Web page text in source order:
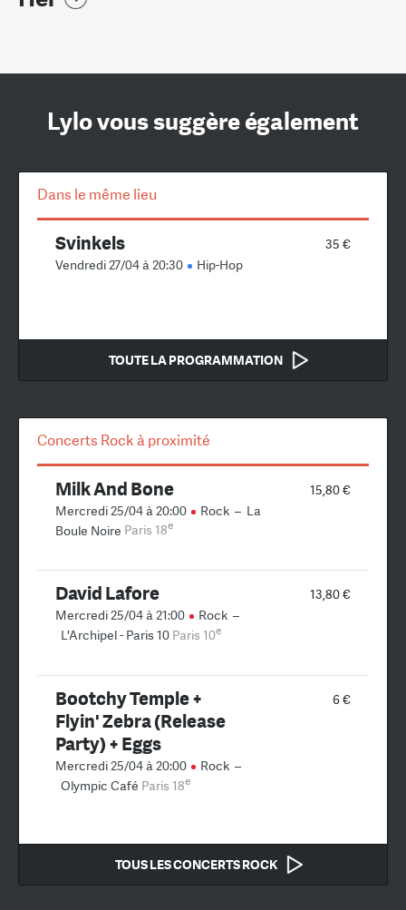
Lylo vous suggère également
Dans le même lieu
35 €
Svinkels
Vendredi 27/04 à 20:30 Hip-Hop
TOUTE LA PROGRAMMATION
Concerts Rock à proximité
15,80 €
Milk And Bone
Mercredi 25/04 à 20:00 Rock – La
Boule Noire Paris 18e
13,80 €
David Lafore
Mercredi 25/04 à 21:00 Rock –
L'Archipel - Paris 10 Paris 10e
6 €
Bootchy Temple +
Flyin' Zebra (Release
Party) + Eggs
Mercredi 25/04 à 20:00 Rock –
Olympic Café Paris 18e
TOUS LES CONCERTS ROCK